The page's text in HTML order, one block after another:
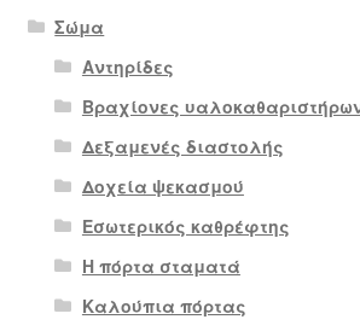
Σώμα
Αντηρίδες
Βραχίονες
Δεξαμενές διαστολής
Δοχεία ψεκασμού
Εσωτερικός καθρέφτης
Η πόρτα σταματά
Καλούπια πόρτας